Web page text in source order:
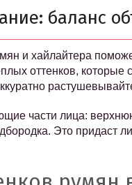
баланс
и хайлайтера
оттенков, которые
части лица:
Это придаст